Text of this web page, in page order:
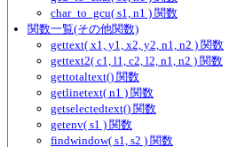
char_to_gcu( s1, n1 ) 関数
関数一覧(その他関数)
gettext( x1, y1, x2, y2, n1, n2 ) 関数
gettext2( c1, l1, c2, l2, n1, n2 ) 関数
gettotaltext() 関数
getlinetext( n1 ) 関数
getselectedtext() 関数
getenv( s1 ) 関数
findwindow( s1, s2 ) 関数